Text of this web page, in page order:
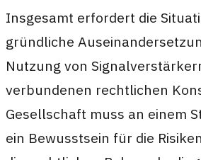
Insgesamt erfordert die
gründliche
Nutzung von
verbundenen rechtlichen
Gesellschaft muss an einem
ein Bewusstsein für die